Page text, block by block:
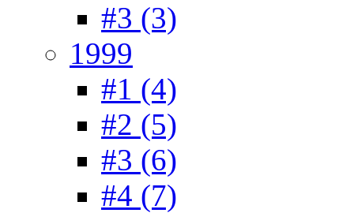
#3 (3)
1999
#1 (4)
#2 (5)
#3 (6)
#4 (7)